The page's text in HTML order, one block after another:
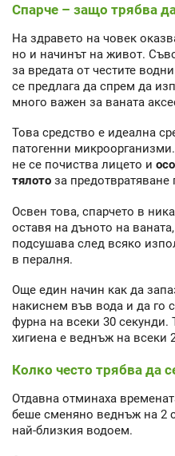
Спарче – защо трябва
На здравето на човек
но и начинът на живот.
за вредата от честите
се предлага да спрем да
много важен за ваната
Това средство е идеална
патогенни
не се почиства лицето и
тялото за предотвратяване
Освен това, спарчето в
оставя на дъното на
подсушава след всяко
в пералня.
Още един начин как да
накиснем във вода и да
фурна на всеки 30
хигиена е веднъж на всеки
Колко често трябва да
Отдавна отминаха
беше сменяно веднъж на 2
най-близкия водоем.